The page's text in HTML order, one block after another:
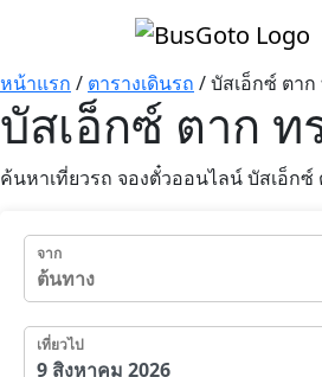
หน้าแรก / ตารางเดินรถ /บัสเอ็กซ์ ตา
บัสเอ็กซ์ ตาก ท
ค้นหาเที่ยวรถ จองตั๋วออนไลน์ บัสเอ็กซ์
จาก
เที่ยวไป